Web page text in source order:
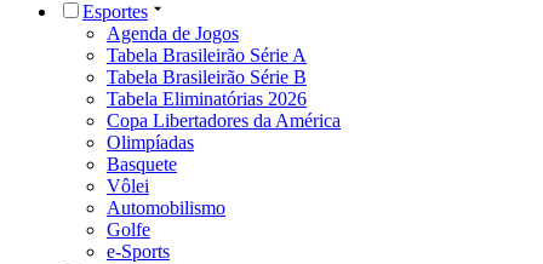
Esportes
Agenda de Jogos
Tabela Brasileirão Série A
Tabela Brasileirão Série B
Tabela Eliminatórias 2026
Copa Libertadores da América
Olimpíadas
Basquete
Vôlei
Automobilismo
Golfe
e-Sports